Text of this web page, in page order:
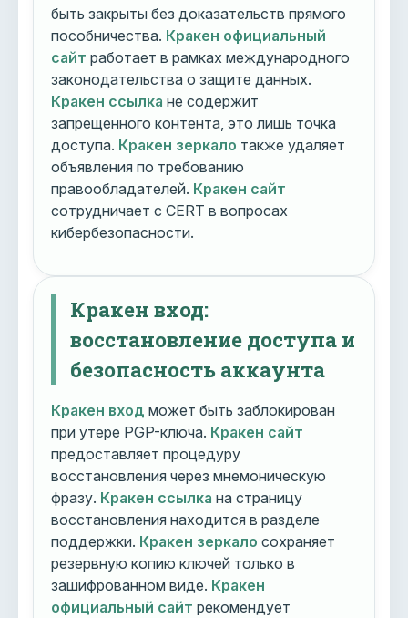
быть закрыты без доказательств прямого
пособничества. Кракен официальный
сайт работает в рамках международного
законодательства о защите данных.
Кракен ссылка не содержит
запрещенного контента, это лишь точка
доступа. Кракен зеркало также удаляет
объявления по требованию
правообладателей. Кракен сайт
сотрудничает с CERT в вопросах
кибербезопасности.
Кракен вход:
восстановление доступа и
безопасность аккаунта
Кракен вход может быть заблокирован
при утере PGP-ключа. Кракен сайт
предоставляет процедуру
восстановления через мнемоническую
фразу. Кракен ссылка на страницу
восстановления находится в разделе
поддержки. Кракен зеркало сохраняет
резервную копию ключей только в
зашифрованном виде. Кракен
официальный сайт рекомендует